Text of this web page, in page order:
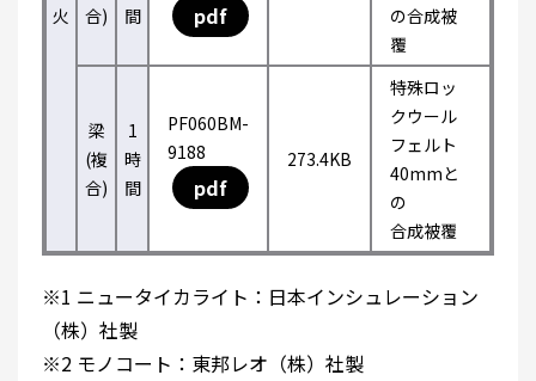
火
合)
間
pdf
の合成被
覆
梁
(複
合)
1
時
間
PF060BM-
9188
pdf
273.4KB
特殊ロッ
クウール
フェルト
40mmと
の
合成被覆
※1 ニュータイカライト：日本インシュレーション
（株）社製
※2 モノコート：東邦レオ（株）社製